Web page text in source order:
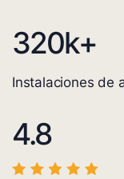
320k+
Instalaciones de
4.8